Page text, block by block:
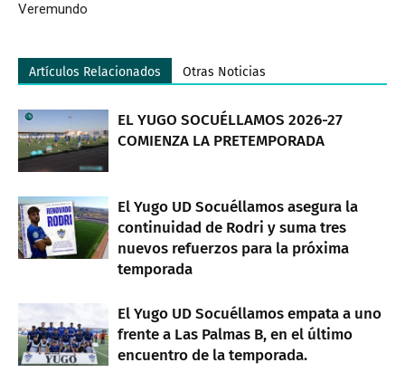
Veremundo
Artículos Relacionados Otras Noticias
EL YUGO SOCUÉLLAMOS 2026-27
COMIENZA LA PRETEMPORADA
El Yugo UD Socuéllamos asegura la
continuidad de Rodri y suma tres
nuevos refuerzos para la próxima
temporada
El Yugo UD Socuéllamos empata a uno
frente a Las Palmas B, en el último
encuentro de la temporada.